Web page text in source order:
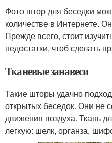
Фото штор для беседки
количестве в Интернете.
Прежде всего, стоит
недостатки, чтоб сделать
Тканевые занавеси
Такие шторы удачно
открытых беседок. Они не
движения воздуха. Ткань
легкую: шелк, органза,